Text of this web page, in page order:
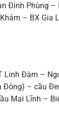
Đình Phùng –
– BX Gia
Linh Đàm –
Đông) – cầu
Mai Lĩnh –